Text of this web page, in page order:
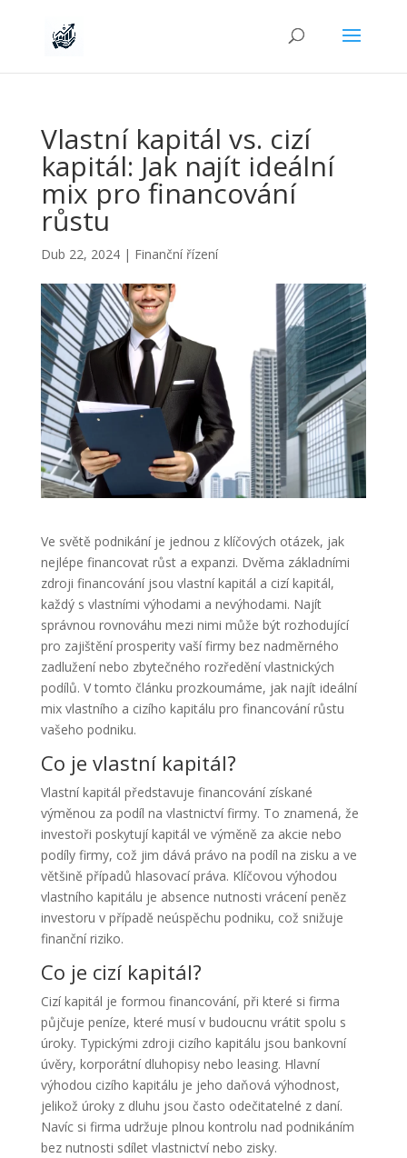
Vlastní kapitál vs. cizí
kapitál: Jak najít ideální
mix pro financování
růstu
Dub 22, 2024| Finanční řízení
Ve světě podnikání je jednou z klíčových otázek, jak
nejlépe financovat růst a expanzi. Dvěma základními
zdroji financování jsou vlastní kapitál a cizí kapitál,
každý s vlastními výhodami a nevýhodami. Najít
správnou rovnováhu mezi nimi může být rozhodující
pro zajištění prosperity vaší firmy bez nadměrného
zadlužení nebo zbytečného rozředění vlastnických
podílů. V tomto článku prozkoumáme, jak najít ideální
mix vlastního a cizího kapitálu pro financování růstu
vašeho podniku.
Co je vlastní kapitál?
Vlastní kapitál představuje financování získané
výměnou za podíl na vlastnictví firmy. To znamená, že
investoři poskytují kapitál ve výměně za akcie nebo
podíly firmy, což jim dává právo na podíl na zisku a ve
většině případů hlasovací práva. Klíčovou výhodou
vlastního kapitálu je absence nutnosti vrácení peněz
investoru v případě neúspěchu podniku, což snižuje
finanční riziko.
Co je cizí kapitál?
Cizí kapitál je formou financování, při které si firma
půjčuje peníze, které musí v budoucnu vrátit spolu s
úroky. Typickými zdroji cizího kapitálu jsou bankovní
úvěry, korporátní dluhopisy nebo leasing. Hlavní
výhodou cizího kapitálu je jeho daňová výhodnost,
jelikož úroky z dluhu jsou často odečitatelné z daní.
Navíc si firma udržuje plnou kontrolu nad podnikáním
bez nutnosti sdílet vlastnictví nebo zisky.